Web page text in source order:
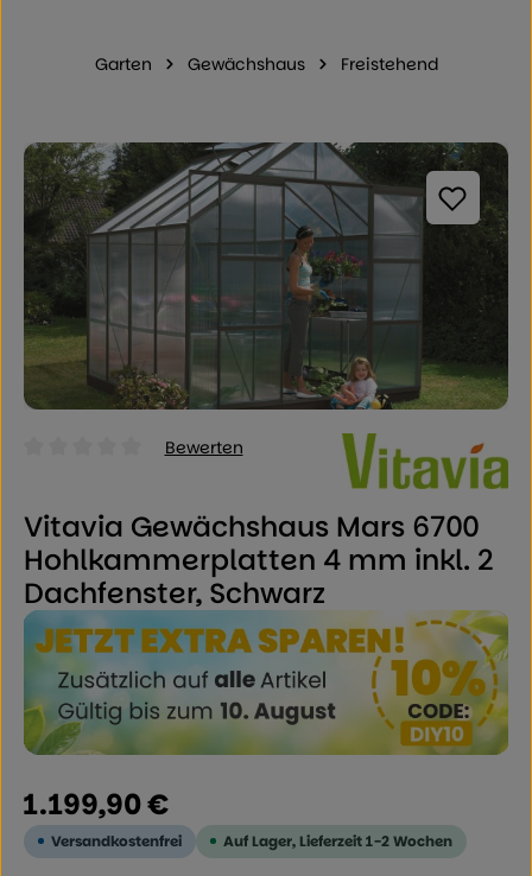
Garten Gewächshaus Freistehend
Bildergalerie überspringen
Durchschnittliche Bewertung von 0 von 5 Sternen
Bewerten
Vitavia Gewächshaus Mars 6700
Hohlkammerplatten 4 mm inkl. 2
Dachfenster, Schwarz
Regulärer Preis:
1.199,90 €
Versandkostenfrei Auf Lager, Lieferzeit 1-2 Wochen